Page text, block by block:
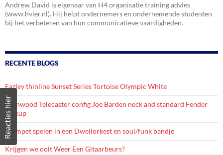
Andrew David is eigenaar van H4 organisatie training advies
(www.hvier.nl). Hij helpt ondernemers en ondernemende studenten
bij het verbeteren van hun communicatieve vaardigheden.
RECENTE BLOGS
Fazley thinline Sunset Series Tortoise Olympic White
Barnwood Telecaster config Joe Barden neck and standard Fender
Pickup
Trompet spelen in een Dweilorkest en soul/funk bandje
Krijgen we ooit Weer Een Gitaarbeurs?
Reacties hier